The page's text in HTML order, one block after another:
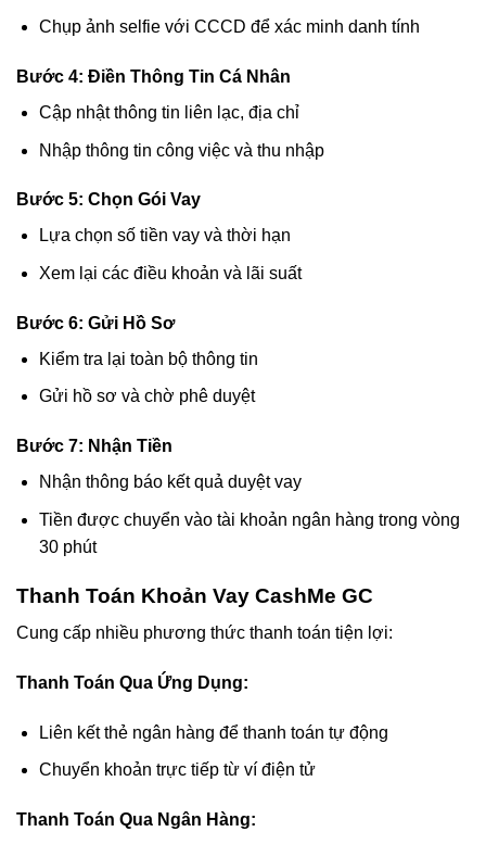
Chụp ảnh selfie với CCCD để xác minh danh tính
Bước 4: Điền Thông Tin Cá Nhân
Cập nhật thông tin liên lạc, địa chỉ
Nhập thông tin công việc và thu nhập
Bước 5: Chọn Gói Vay
Lựa chọn số tiền vay và thời hạn
Xem lại các điều khoản và lãi suất
Bước 6: Gửi Hồ Sơ
Kiểm tra lại toàn bộ thông tin
Gửi hồ sơ và chờ phê duyệt
Bước 7: Nhận Tiền
Nhận thông báo kết quả duyệt vay
Tiền được chuyển vào tài khoản ngân hàng trong vòng
30 phút
Thanh Toán Khoản Vay CashMe GC
Cung cấp nhiều phương thức thanh toán tiện lợi:
Thanh Toán Qua Ứng Dụng:
Liên kết thẻ ngân hàng để thanh toán tự động
Chuyển khoản trực tiếp từ ví điện tử
Thanh Toán Qua Ngân Hàng: